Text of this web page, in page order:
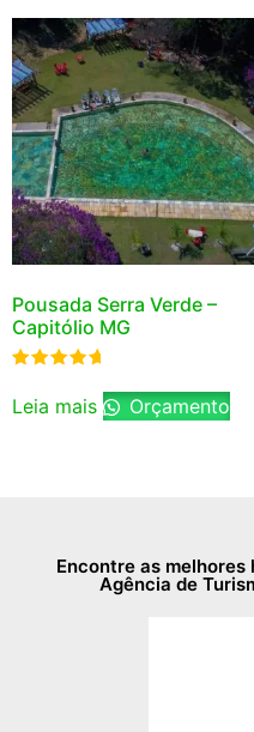
Pousada Serra Verde –
Capitólio MG
5.00
de 5
Leia mais Orçamento
Encontre as melhores
Agência de